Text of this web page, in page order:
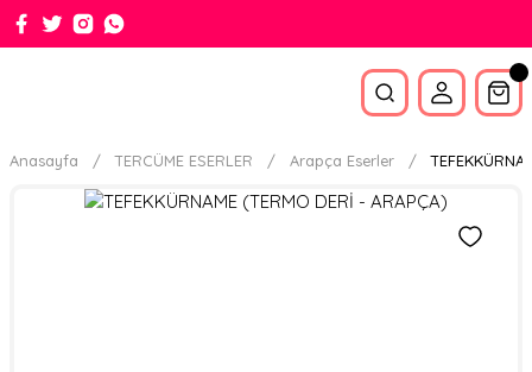
Anasayfa TERCÜME ESERLER Arapça Eserler